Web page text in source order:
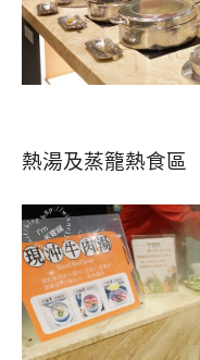
熱湯及蒸籠熱食區